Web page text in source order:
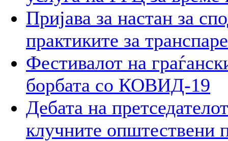
Пријава за настан за
практиките за
Фестивалот на
борбата со КОВИД-19
Дебата на
клучните општествени